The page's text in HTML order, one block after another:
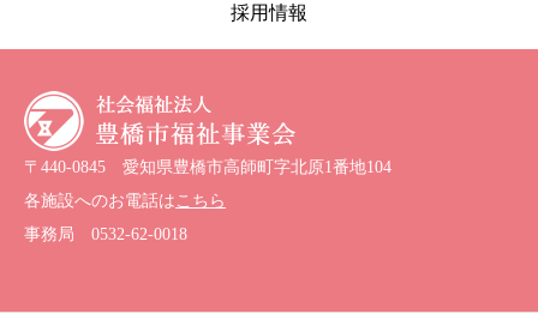
採用情報
〒440-0845 愛知県豊橋市高師町字北原1番地104
各施設へのお電話は こちら
事務局 0532-62-0018